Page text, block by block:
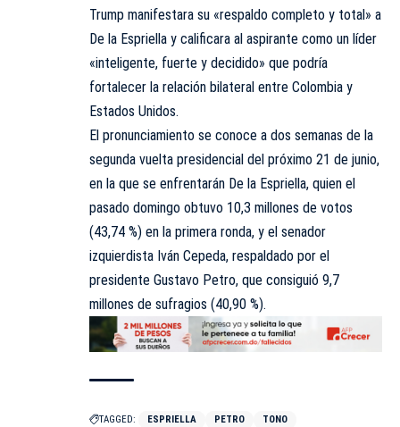
Trump manifestara su «respaldo completo y total» a
De la Espriella y calificara al aspirante como un líder
«inteligente, fuerte y decidido» que podría
fortalecer la relación bilateral entre Colombia y
Estados Unidos.
El pronunciamiento se conoce a dos semanas de la
segunda vuelta presidencial del próximo 21 de junio,
en la que se enfrentarán De la Espriella, quien el
pasado domingo obtuvo 10,3 millones de votos
(43,74 %) en la primera ronda, y el senador
izquierdista Iván Cepeda, respaldado por el
presidente Gustavo Petro, que consiguió 9,7
millones de sufragios (40,90 %).
TAGGED: ESPRIELLA PETRO
TONO